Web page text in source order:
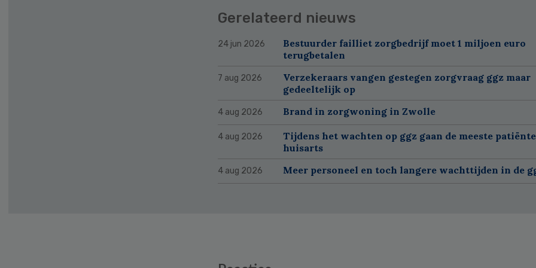
Gerelateerd nieuws
24 jun 2026
Bestuurder failliet zorgbedrijf moet 1 miljoen euro
terugbetalen
7 aug 2026
Verzekeraars vangen gestegen zorgvraag ggz maar
gedeeltelijk op
4 aug 2026 Brand in zorgwoning in Zwolle
4 aug 2026
Tijdens het wachten op ggz gaan de meeste
huisarts
4 aug 2026 Meer personeel en toch langere wachttijden in de